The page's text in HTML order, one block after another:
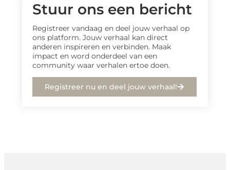
Stuur ons een bericht
Registreer vandaag en deel jouw verhaal op
ons platform. Jouw verhaal kan direct
anderen inspireren en verbinden. Maak
impact en word onderdeel van een
community waar verhalen ertoe doen.
Registreer nu en deel jouw verhaal!